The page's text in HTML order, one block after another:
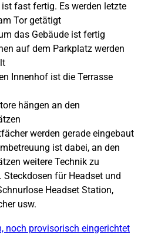
ist fast fertig. Es werden letzte
Tor getätigt
das Gebäude ist fertig
auf dem Parkplatz werden
Innenhof ist die Terrasse
hängen an den
werden gerade eingebaut
ist dabei, an den
weitere Technik zu
Steckdosen für Headset und
Headset Station,
usw.